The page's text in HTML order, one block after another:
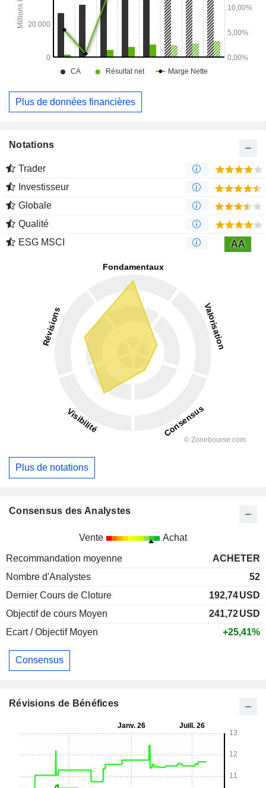
Plus de données financières
Notations
Trader
Investisseur
Globale
Qualité
ESG MSCI
AA
Plus de notations
Consensus des Analystes
Vente Achat
Recommandation moyenne
ACHETER
Nombre d'Analystes
52
Dernier Cours de Cloture
192,74USD
Objectif de cours Moyen
241,72USD
Ecart / Objectif Moyen
+25,41%
Consensus
Révisions de Bénéfices